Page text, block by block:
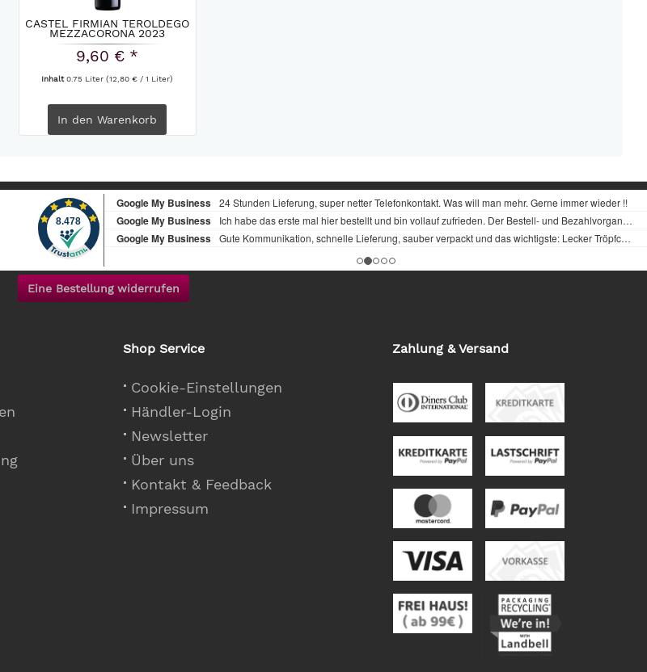
CASTEL FIRMIAN TEROLDEGO
MEZZACORONA 2023
9,60 € *
Inhalt0.75 Liter(12,80 € / 1 Liter)
In den Warenkorb
Eine Bestellung widerrufen
Shop Service
Cookie-Einstellungen
Händler-Login
Newsletter
Über uns
Kontakt & Feedback
Impressum
Zahlung & Versand